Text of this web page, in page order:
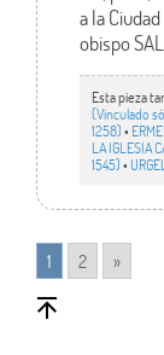
a la
obispo
Esta pieza
(Vinculado
1258)•
LA IGLESIA
1545)•
1 2 »